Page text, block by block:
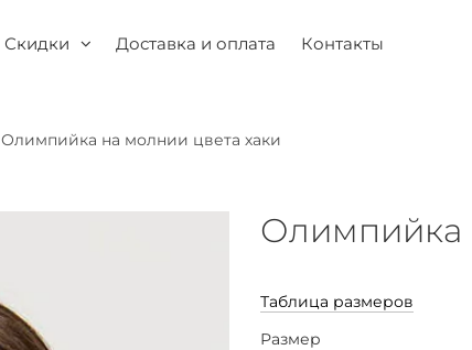
Скидки Доставка и оплата Контакты
Олимпийка на молнии цвета хаки
Олимпийка
Таблица размеров
Размер